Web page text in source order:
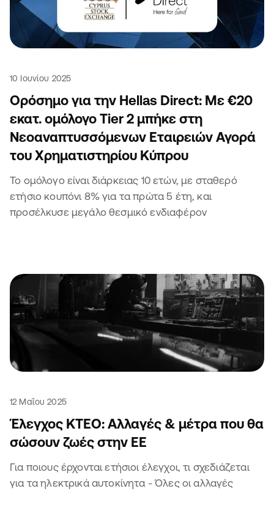
10 Ιουνίου 2025
Ορόσημο για την Hellas Direct: Με €20
εκατ. ομόλογο Tier 2 μπήκε στη
Νεοαναπτυσσόμενων Εταιρειών Αγορά
του Χρηματιστηρίου Κύπρου
Το ομόλογο είναι διάρκειας 10 ετών, με σταθερό
ετήσιο κουπόνι 8% για τα πρώτα 5 έτη, και
προσέλκυσε μεγάλο θεσμικό ενδιαφέρον
12 Μαΐου 2025
Έλεγχος ΚΤΕΟ: Αλλαγές & μέτρα που θα
σώσουν ζωές στην ΕΕ
Για ποιους έρχονται ετήσιοι έλεγχοι, τι σχεδιάζεται
για τα ηλεκτρικά αυτοκίνητα - Όλες οι αλλαγές